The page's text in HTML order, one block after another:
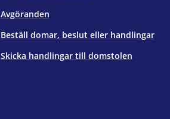
Avgöranden
Beställ domar, beslut eller handlingar
Skicka handlingar till domstolen